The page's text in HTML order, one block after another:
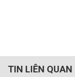
TIN LIÊN QUAN